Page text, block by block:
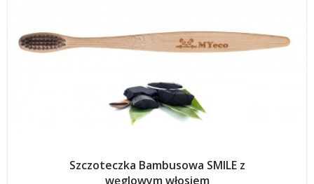
Szczoteczka Bambusowa SMILE z
węglowym włosiem